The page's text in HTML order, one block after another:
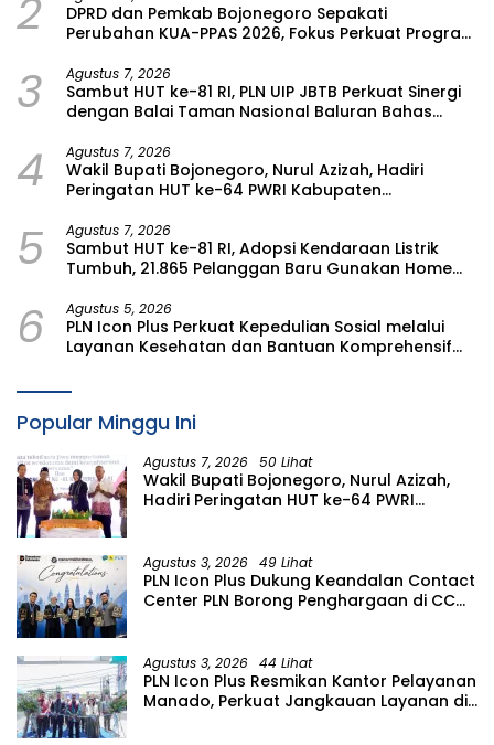
2
DPRD dan Pemkab Bojonegoro Sepakati
Perubahan KUA-PPAS 2026, Fokus Perkuat Program
3 Agustus 7, 2026
Sambut HUT ke-81 RI, PLN UIP JBTB Perkuat Sinergi
dengan Balai Taman Nasional Baluran Bahas
Watudodol/Kalipuro
4 Agustus 7, 2026
Wakil Bupati Bojonegoro, Nurul Azizah, Hadiri
Peringatan HUT ke-64 PWRI Kabupaten
5 Agustus 7, 2026
Sambut HUT ke-81 RI, Adopsi Kendaraan Listrik
Tumbuh, 21.865 Pelanggan Baru Gunakan Home
6 Agustus 5, 2026
PLN Icon Plus Perkuat Kepedulian Sosial melalui
Layanan Kesehatan dan Bantuan Komprehensif
Popular Minggu Ini
Agustus 7, 2026 50 Lihat
Wakil Bupati Bojonegoro, Nurul Azizah,
Hadiri Peringatan HUT ke-64 PWRI
Agustus 3, 2026 49 Lihat
PLN Icon Plus Dukung Keandalan Contact
Center PLN Borong Penghargaan di CCW
Agustus 3, 2026 44 Lihat
PLN Icon Plus Resmikan Kantor Pelayanan
Manado, Perkuat Jangkauan Layanan di